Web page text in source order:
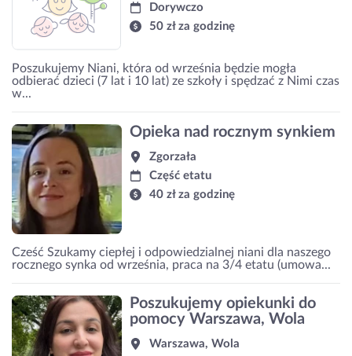
Dorywczo
50 zł za godzinę
Poszukujemy Niani, która od września będzie mogła
odbierać dzieci (7 lat i 10 lat) ze szkoły i spędzać z Nimi czas
w...
Opieka nad rocznym synkiem
Zgorzała
Część etatu
40 zł za godzinę
Cześć Szukamy ciepłej i odpowiedzialnej niani dla naszego
rocznego synka od września, praca na 3/4 etatu (umowa...
Poszukujemy opiekunki do
pomocy Warszawa, Wola
Warszawa, Wola